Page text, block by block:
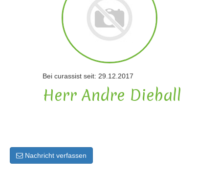
Bei curassist seit: 29.12.2017
Herr Andre Dieball
Nachricht verfassen